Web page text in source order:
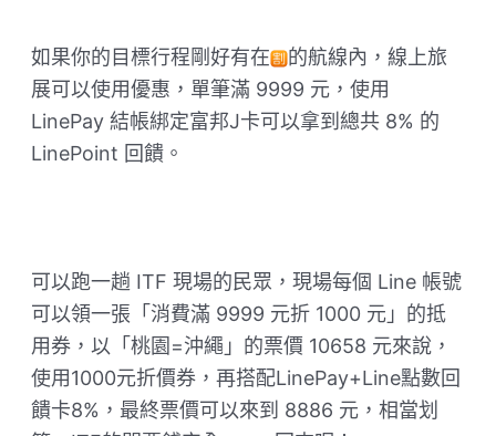
如果你的目標行程剛好有在
的航線內，線上旅
展可以使用優惠，單筆滿 9999 元，使用
LinePay 結帳綁定富邦J卡可以拿到總共 8% 的
LinePoint 回饋。
可以跑一趟 ITF 現場的民眾，現場每個 Line 帳號
可以領一張「消費滿 9999 元折 1000 元」的抵
用券，以「桃園=沖繩」的票價 10658 元來說，
使用1000元折價券，再搭配LinePay+Line點數回
饋卡8%，最終票價可以來到 8886 元，相當划